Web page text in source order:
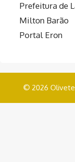
Prefeitura de
Milton Barão
Portal Eron
© 2026 Olivete